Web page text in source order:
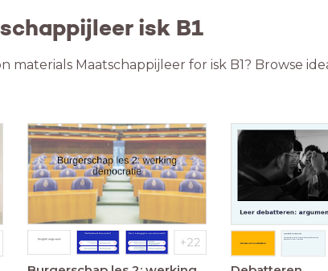
isk B1
materials Maatschappijleer for isk B1? Browse